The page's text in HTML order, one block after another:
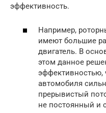
эффективность.
Например,
имеют большие
двигатель. В
этом данное
эффективностью,
автомобиля
прерывистый
не постоянный и